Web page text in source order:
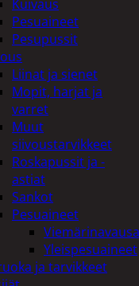
Kuivaus
Pesuaineet
Pesupussit
Liinat ja sienet
Mopit, harjat ja
varret
Muut
siivoustarvikkeet
Roskapussit ja -
astiat
Sankot
Pesuaineet
Yleispesuaineet
ja tarvikkeet